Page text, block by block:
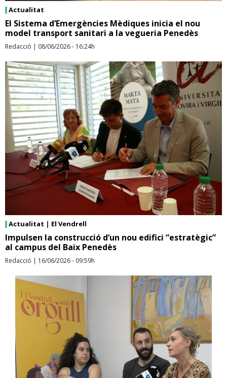
Actualitat
El Sistema d’Emergències Mèdiques inicia el nou
model transport sanitari a la vegueria Penedès
Redacció | 08/06/2026 - 16:24h
Actualitat | El Vendrell
Impulsen la construcció d’un nou edifici “estratègic”
al campus del Baix Penedès
Redacció | 16/06/2026 - 09:59h